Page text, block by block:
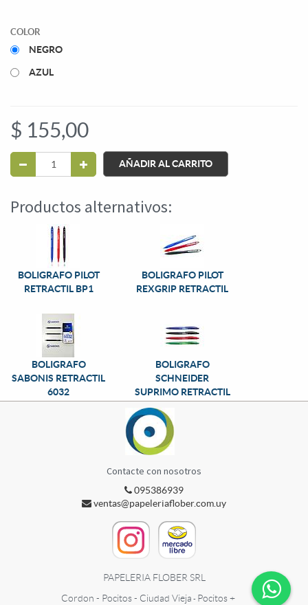
COLOR
NEGRO
AZUL
$ 155,00
AÑADIR AL CARRITO
Productos alternativos:
BOLIGRAFO PILOT
RETRACTIL BP1
BOLIGRAFO PILOT
REXGRIP RETRACTIL
BOLIGRAFO
SABONIS RETRACTIL
6032
BOLIGRAFO
SCHNEIDER
SUPRIMO RETRACTIL
Contacte con nosotros
095386939
ventas@papeleriaflober.com.uy
PAPELERIA FLOBER SRL
Cordon - Pocitos - Ciudad Vieja - Pocitos +